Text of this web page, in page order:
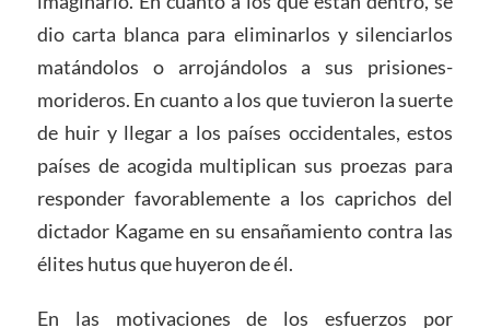
dio carta blanca para eliminarlos y silenciarlos
matándolos o arrojándolos a sus prisiones-
morideros. En cuanto a los que tuvieron la suerte
de huir y llegar a los países occidentales, estos
países de acogida multiplican sus proezas para
responder favorablemente a los caprichos del
dictador Kagame en su ensañamiento contra las
élites hutus que huyeron de él.
En las motivaciones de los esfuerzos por